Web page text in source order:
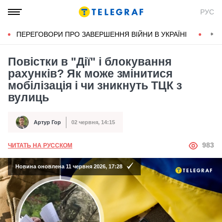
РУС
ПЕРЕГОВОРИ ПРО ЗАВЕРШЕННЯ ВІЙНИ В УКРАЇНІ
Повістки в "Дії" і блокування
рахунків? Як може змінитися
мобілізація і чи зникнуть ТЦК з
вулиць
Автор Артур Гор
Дата публікації 02 червня, 14:15
ЧИТАТЬ НА РУССКОМ АВТОР
983
Новина оновлена 11 червня 2026, 17:28